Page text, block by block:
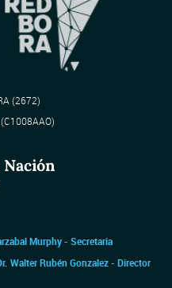
(2672)
Murphy - Secretaria
Walter Rubén Gonzalez - Director